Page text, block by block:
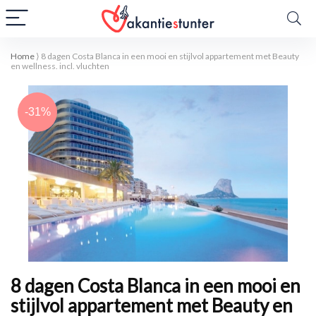
Home ⟩ 8 dagen Costa Blanca in een mooi en stijlvol appartement met Beauty
en wellness. incl. vluchten
-31%
8 dagen Costa Blanca in een mooi en
stijlvol appartement met Beauty en